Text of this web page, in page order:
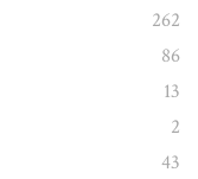
262
86
13
2
43